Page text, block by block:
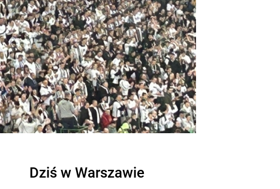
Dziś w Warszawie